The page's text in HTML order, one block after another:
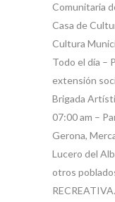
Comunitaria
Casa de
Cultura
Todo el día –
extensión
Brigada
07:00 am –
Gerona,
Lucero del
otros
RECREATIVA.